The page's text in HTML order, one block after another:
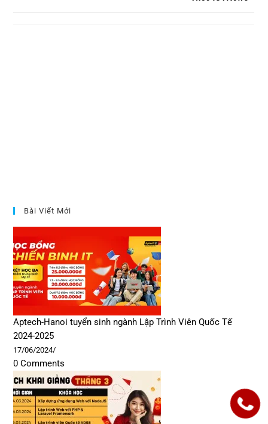
Bài Viết Mới
Aptech-Hanoi tuyển sinh ngành Lập Trình Viên Quốc Tế
2024-2025
17/06/2024/
0 Comments